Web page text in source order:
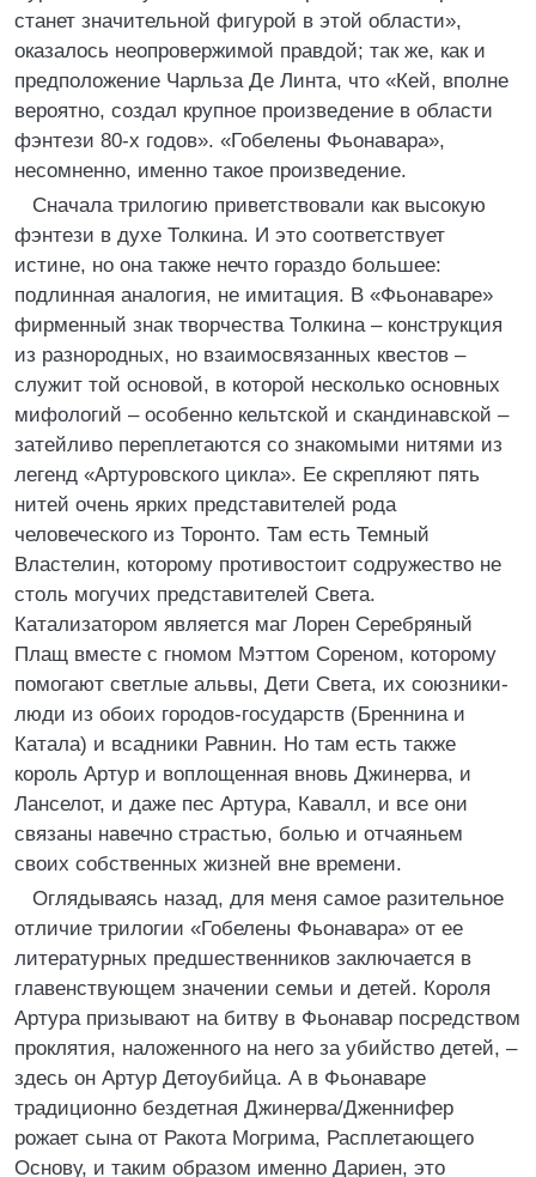
станет значительной фигурой в этой области»,
оказалось неопровержимой правдой; так же, как и
предположение Чарльза Де Линта, что «Кей, вполне
вероятно, создал крупное произведение в области
фэнтези 80-х годов». «Гобелены Фьонавара»,
несомненно, именно такое произведение.
Сначала трилогию приветствовали как высокую
фэнтези в духе Толкина. И это соответствует
истине, но она также нечто гораздо большее:
подлинная аналогия, не имитация. В «Фьонаваре»
фирменный знак творчества Толкина – конструкция
из разнородных, но взаимосвязанных квестов –
служит той основой, в которой несколько основных
мифологий – особенно кельтской и скандинавской –
затейливо переплетаются со знакомыми нитями из
легенд «Артуровского цикла». Ее скрепляют пять
нитей очень ярких представителей рода
человеческого из Торонто. Там есть Темный
Властелин, которому противостоит содружество не
столь могучих представителей Света.
Катализатором является маг Лорен Серебряный
Плащ вместе с гномом Мэттом Сореном, которому
помогают светлые альвы, Дети Света, их союзники-
люди из обоих городов-государств (Бреннина и
Катала) и всадники Равнин. Но там есть также
король Артур и воплощенная вновь Джинерва, и
Ланселот, и даже пес Артура, Кавалл, и все они
связаны навечно страстью, болью и отчаяньем
своих собственных жизней вне времени.
Оглядываясь назад, для меня самое разительное
отличие трилогии «Гобелены Фьонавара» от ее
литературных предшественников заключается в
главенствующем значении семьи и детей. Короля
Артура призывают на битву в Фьонавар посредством
проклятия, наложенного на него за убийство детей, –
здесь он Артур Детоубийца. А в Фьонаваре
традиционно бездетная Джинерва/Дженнифер
рожает сына от Ракота Могрима, Расплетающего
Основу, и таким образом именно Дариен, это